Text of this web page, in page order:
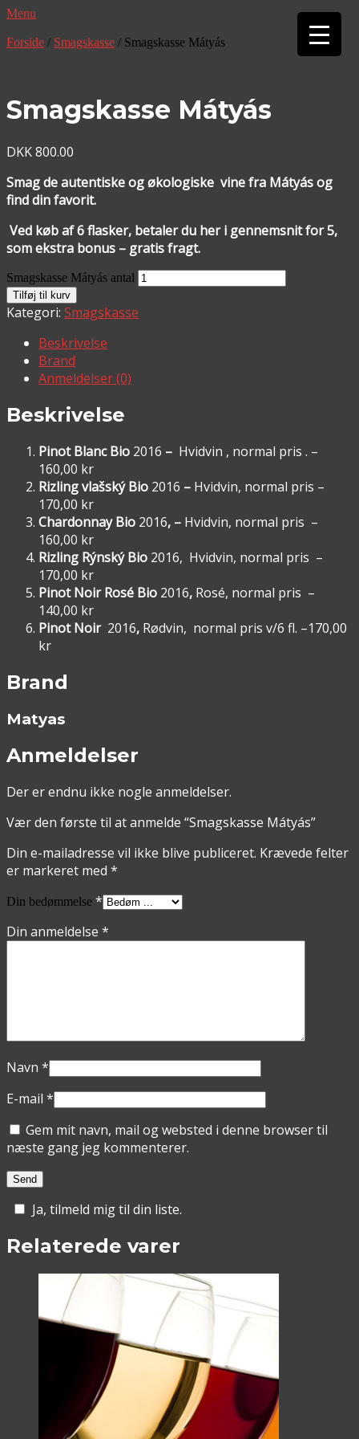
Menu
Forside / Smagskasse / Smagskasse Mátyás
Smagskasse Mátyás
DKK800.00
Smag de autentiske og økologiske vine fra Mátyás og
find din favorit.
Ved køb af 6 flasker, betaler du her i gennemsnit for 5,
som ekstra bonus – gratis fragt.
Smagskasse Mátyás antal
Tilføj til kurv
Kategori: Smagskasse
Beskrivelse
Brand
Anmeldelser (0)
Beskrivelse
Pinot Blanc Bio 2016 – Hvidvin , normal pris . –
160,00 kr
RizlingvlašskýBio 2016 – Hvidvin, normal pris –
170,00 kr
Chardonnay Bio 2016, – Hvidvin, normal pris –
160,00 kr
Rizling Rýnský Bio 2016, Hvidvin, normal pris –
170,00 kr
Pinot Noir Rosé Bio 2016, Rosé, normal pris –
140,00 kr
Pinot Noir 2016, Rødvin, normal pris v/6 fl. –170,00
kr
Brand
Matyas
Anmeldelser
Der er endnu ikke nogle anmeldelser.
Vær den første til at anmelde “Smagskasse Mátyás”
Din e-mailadresse vil ikke blive publiceret. Krævede felter
er markeret med *
Din bedømmelse *
Din anmeldelse *
Navn *
E-mail *
Gem mit navn, mail og websted i denne browser til
næste gang jeg kommenterer.
Ja, tilmeld mig til din liste.
Relaterede varer
▼
▼